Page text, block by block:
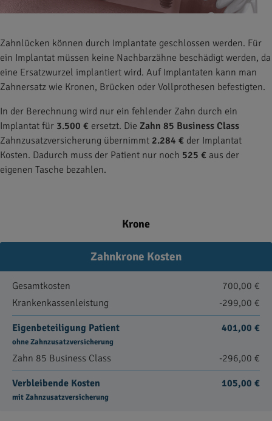
Zahnlücken können durch Implantate geschlossen werden. Für
ein Implantat müssen keine Nachbarzähne beschädigt werden, da
eine Ersatzwurzel implantiert wird. Auf Implantaten kann man
Zahnersatz wie Kronen, Brücken oder Vollprothesen befestigten.
In der Berechnung wird nur ein fehlender Zahn durch ein
Implantat für 3.500 € ersetzt. Die Zahn 85 Business Class
Zahnzusatzversicherung übernimmt 2.284 € der Implantat
Kosten. Dadurch muss der Patient nur noch 525 € aus der
eigenen Tasche bezahlen.
Krone
Zahnkrone Kosten
Gesamtkosten
700,00 €
Krankenkassenleistung
-299,00 €
Eigenbeteiligung Patient
ohne Zahnzusatzversicherung
401,00 €
Zahn 85 Business Class -296,00 €
Verbleibende Kosten
mit Zahnzusatzversicherung
105,00 €